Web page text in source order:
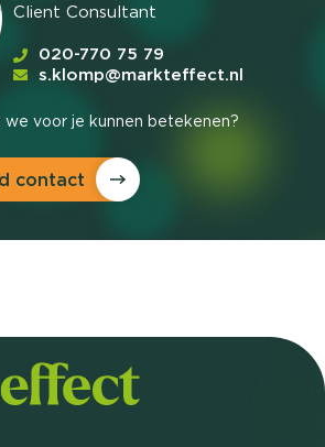
Client Consultant
020-770 75 79
s.klomp@markteffect.nl
voor je kunnen betekenen?
contact